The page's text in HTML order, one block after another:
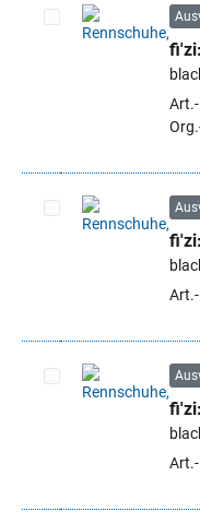
Artikel auswählen
Artikel auswählen
Artikel auswählen